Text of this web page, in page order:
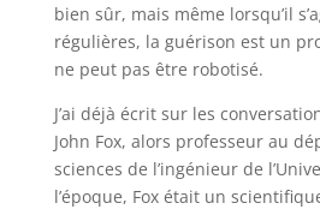
bien sûr, mais même lorsqu’il
régulières, la guérison est un
ne peut pas être robotisé.
J’ai déjà écrit sur les
John Fox, alors professeur au
sciences de l’ingénieur de
l’époque, Fox était un